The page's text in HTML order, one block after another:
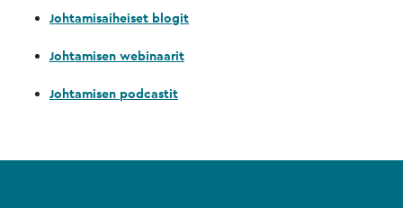
Johtamisaiheiset blogit
Johtamisen webinaarit
Johtamisen podcastit